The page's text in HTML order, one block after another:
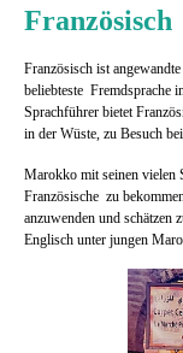
Französisch
Französisch ist
beliebteste Fremdsprache
Sprachführer bietet
in der Wüste, zu Besuch
Marokko mit seinen vielen
Französische zu
anzuwenden und schätzen
Englisch unter jungen